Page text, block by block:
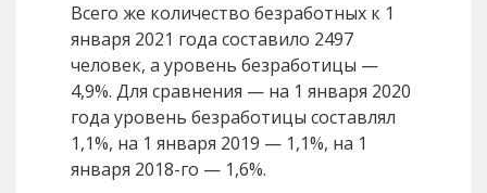
Всего же количество безработных к 1
января 2021 года составило 2497
человек, а уровень безработицы —
4,9%. Для сравнения — на 1 января 2020
года уровень безработицы составлял
1,1%, на 1 января 2019 — 1,1%, на 1
января 2018-го — 1,6%.